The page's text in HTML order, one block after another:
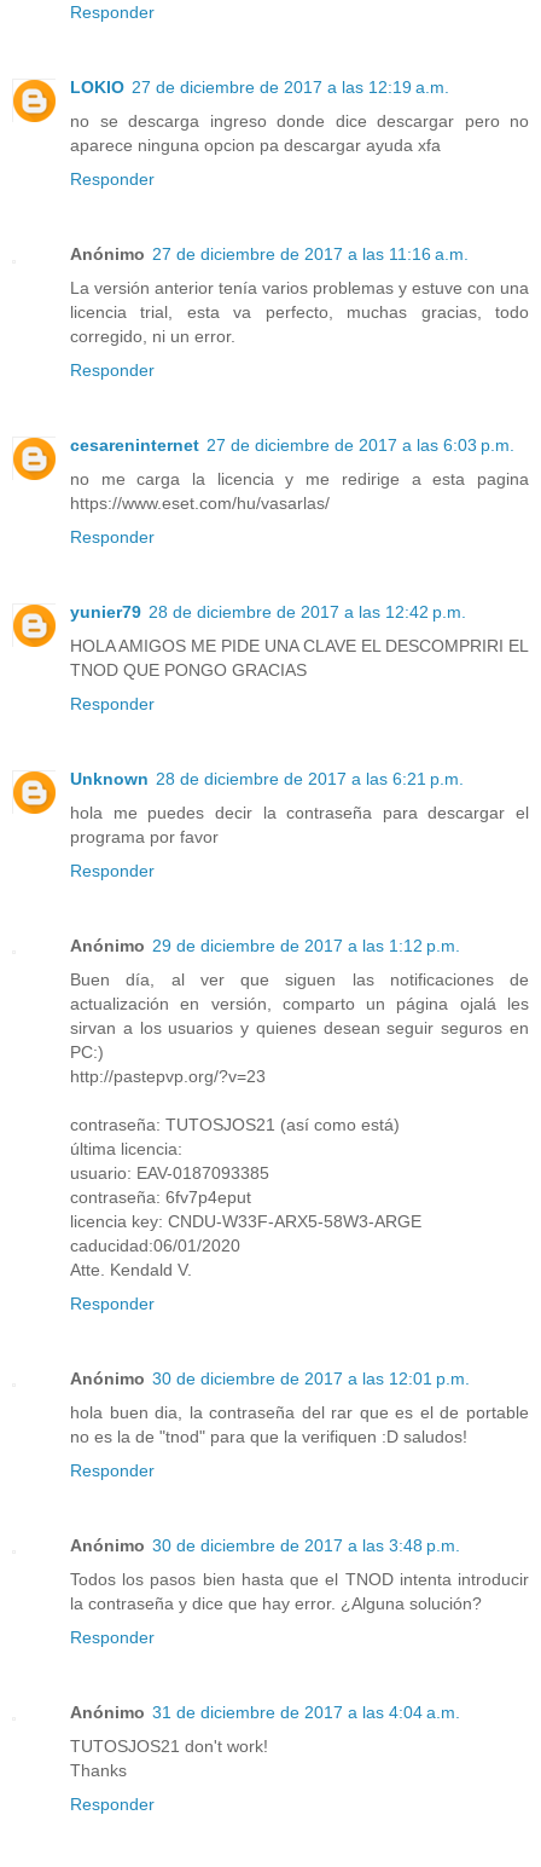
Responder
LOKIO 27 de diciembre de 2017 a las 12:19 a.m.
no se descarga ingreso donde dice descargar pero no
aparece ninguna opcion pa descargar ayuda xfa
Responder
Anónimo 27 de diciembre de 2017 a las 11:16 a.m.
La versión anterior tenía varios problemas y estuve con una
licencia trial, esta va perfecto, muchas gracias, todo
corregido, ni un error.
Responder
cesareninternet 27 de diciembre de 2017 a las 6:03 p.m.
no me carga la licencia y me redirige a esta pagina
https://www.eset.com/hu/vasarlas/
Responder
yunier79 28 de diciembre de 2017 a las 12:42 p.m.
HOLA AMIGOS ME PIDE UNA CLAVE EL DESCOMPRIRI EL
TNOD QUE PONGO GRACIAS
Responder
Unknown 28 de diciembre de 2017 a las 6:21 p.m.
hola me puedes decir la contraseña para descargar el
programa por favor
Responder
Anónimo 29 de diciembre de 2017 a las 1:12 p.m.
Buen día, al ver que siguen las notificaciones de
actualización en versión, comparto un página ojalá les
sirvan a los usuarios y quienes desean seguir seguros en
PC:)
http://pastepvp.org/?v=23
contraseña: TUTOSJOS21 (así como está)
última licencia:
usuario: EAV-0187093385
contraseña: 6fv7p4eput
licencia key: CNDU-W33F-ARX5-58W3-ARGE
caducidad:06/01/2020
Atte. Kendald V.
Responder
Anónimo 30 de diciembre de 2017 a las 12:01 p.m.
hola buen dia, la contraseña del rar que es el de portable
no es la de "tnod" para que la verifiquen :D saludos!
Responder
Anónimo 30 de diciembre de 2017 a las 3:48 p.m.
Todos los pasos bien hasta que el TNOD intenta introducir
la contraseña y dice que hay error. ¿Alguna solución?
Responder
Anónimo 31 de diciembre de 2017 a las 4:04 a.m.
TUTOSJOS21 don't work!
Thanks
Responder